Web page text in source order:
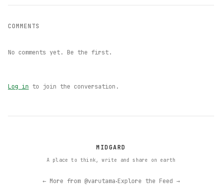
COMMENTS
No comments yet. Be the first.
Log in to join the conversation.
MIDGARD
A place to think, write and share on earth
← More from @varutama·Explore the Feed →